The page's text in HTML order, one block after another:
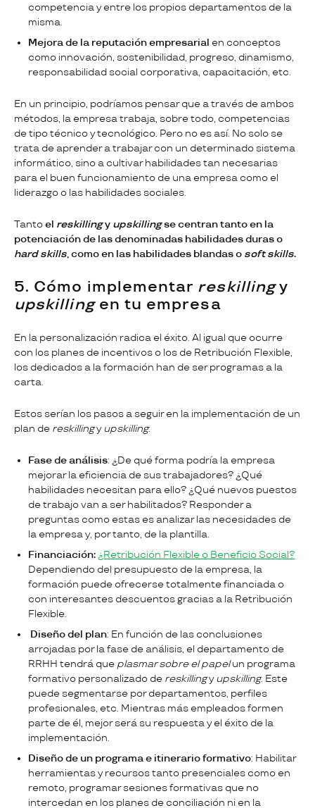
competencia y entre los propios departamentos de la
misma.
Mejora de la reputación empresarial en conceptos
como innovación, sostenibilidad, progreso, dinamismo,
responsabilidad social corporativa, capacitación, etc.
En un principio, podríamos pensar que a través de ambos
métodos, la empresa trabaja, sobre todo, competencias
de tipo técnico y tecnológico. Pero no es así. No solo se
trata de aprender a trabajar con un determinado sistema
informático, sino a cultivar habilidades tan necesarias
para el buen funcionamiento de una empresa como el
liderazgo o las habilidades sociales.
Tantoel reskillingy upskillingse centran tanto en la
potenciación de las denominadas habilidades duras o
hard skills, como en las habilidades blandas o soft skills.
5. Cómo implementar reskillingy
upskilling en tu empresa
En la personalización radica el éxito. Al igual que ocurre
con los planes de incentivos o los de Retribución Flexible,
los dedicados a la formación han de ser programas a la
carta.
Estos serían los pasos a seguir en la implementación de un
plan de reskillingyupskilling:
Fase de análisis: ¿De qué forma podría la empresa
mejorar la eficiencia de sus trabajadores? ¿Qué
habilidades necesitan para ello? ¿Qué nuevos puestos
de trabajo van a ser habilitados? Responder a
preguntas como estas es analizar las necesidades de
la empresa y, por tanto, de la plantilla.
Financiación: ¿Retribución Flexible o Beneficio Social?
Dependiendo del presupuesto de la empresa, la
formación puede ofrecerse totalmente financiada o
con interesantes descuentos gracias a la Retribución
Flexible.
Diseño del plan: En función de las conclusiones
arrojadas por la fase de análisis, el departamento de
RRHH tendrá que plasmar sobre el papelun programa
formativo personalizado de reskillingyupskilling. Este
puede segmentarse por departamentos, perfiles
profesionales, etc. Mientras más empleados formen
parte de él, mejor será su respuesta y el éxito de la
implementación.
Diseño de un programa e itinerario formativo: Habilitar
herramientas y recursos tanto presenciales como en
remoto, programar sesiones formativas que no
intercedan en los planes de conciliación ni en la